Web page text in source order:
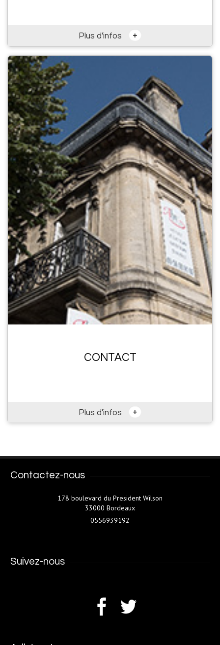
Plus d'infos +
CONTACT
Plus d'infos +
Contactez-nous
178 boulevard du President Wilson
33000 Bordeaux
0556939192
Suivez-nous